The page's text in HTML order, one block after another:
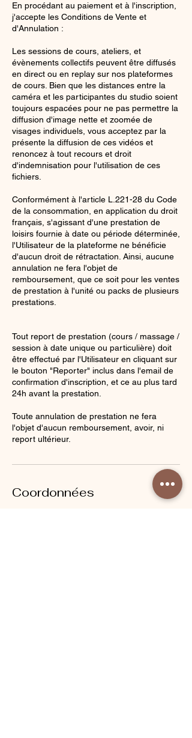
En procédant au paiement et à l'inscription,
j'accepte les Conditions de Vente et
d'Annulation :
Les sessions de cours, ateliers, et
évènements collectifs peuvent être diffusés
en direct ou en replay sur nos plateformes
de cours. Bien que les distances entre la
caméra et les participantes du studio soient
toujours espacées pour ne pas permettre la
diffusion d'image nette et zoomée de
visages individuels, vous acceptez par la
présente la diffusion de ces vidéos et
renoncez à tout recours et droit
d'indemnisation pour l'utilisation de ces
fichiers.
Conformément à l'article L.221-28 du Code
de la consommation, en application du droit
français, s'agissant d'une prestation de
loisirs fournie à date ou période déterminée,
l'Utilisateur de la plateforme ne bénéficie
d'aucun droit de rétractation. Ainsi, aucune
annulation ne fera l'objet de
remboursement, que ce soit pour les ventes
de prestation à l'unité ou packs de plusieurs
prestations.
Tout report de prestation (cours / massage /
session à date unique ou particulière) doit
être effectué par l'Utilisateur en cliquant sur
le bouton "Reporter" inclus dans l'email de
confirmation d'inscription, et ce au plus tard
24h avant la prestation.
Toute annulation de prestation ne fera
l'objet d'aucun remboursement, avoir, ni
report ultérieur.
Coordonnées